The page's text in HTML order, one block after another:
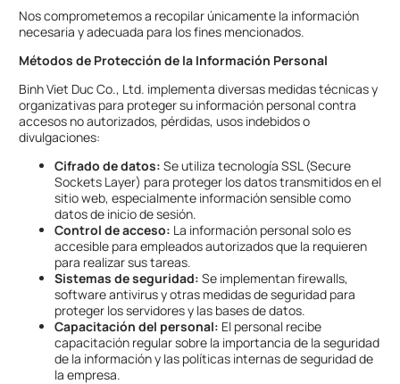
Nos comprometemos a recopilar únicamente la información
necesaria y adecuada para los fines mencionados.
Métodos de Protección de la Información Personal
Binh Viet Duc Co., Ltd. implementa diversas medidas técnicas y
organizativas para proteger su información personal contra
accesos no autorizados, pérdidas, usos indebidos o
divulgaciones:
Cifrado de datos: Se utiliza tecnología SSL (Secure
Sockets Layer) para proteger los datos transmitidos en el
sitio web, especialmente información sensible como
datos de inicio de sesión.
Control de acceso: La información personal solo es
accesible para empleados autorizados que la requieren
para realizar sus tareas.
Sistemas de seguridad: Se implementan firewalls,
software antivirus y otras medidas de seguridad para
proteger los servidores y las bases de datos.
Capacitación del personal: El personal recibe
capacitación regular sobre la importancia de la seguridad
de la información y las políticas internas de seguridad de
la empresa.